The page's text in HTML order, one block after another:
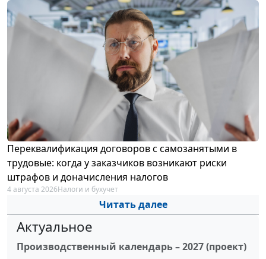
Переквалификация договоров с самозанятыми в
трудовые: когда у заказчиков возникают риски
штрафов и доначисления налогов
4 августа 2026Налоги и бухучет
Читать далее
Актуальное
Производственный календарь – 2027 (проект)